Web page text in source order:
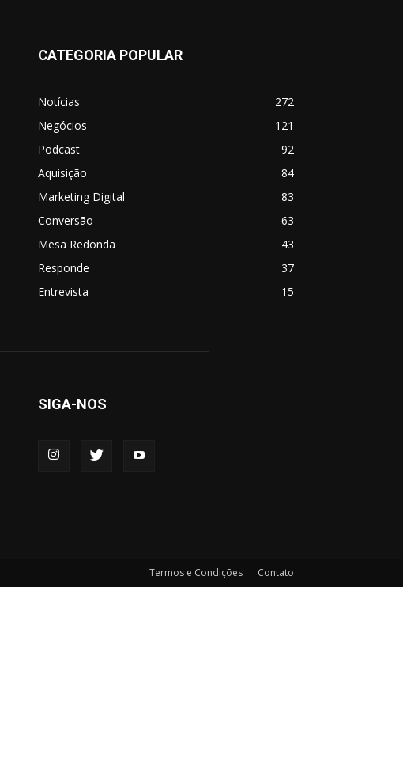
CATEGORIA POPULAR
Notícias
272
Negócios
121
Podcast
92
Aquisição
84
Marketing Digital
83
Conversão
63
Mesa Redonda
43
Responde
37
Entrevista
15
SIGA-NOS
Termos e Condições Contato